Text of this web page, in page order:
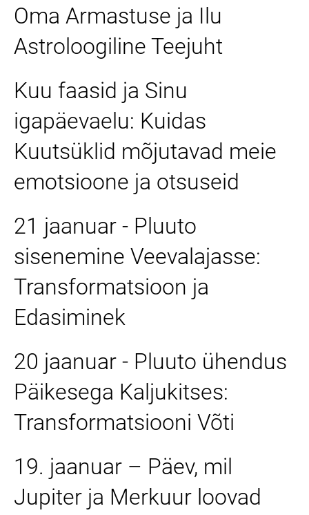
Oma Armastuse ja Ilu
Astroloogiline Teejuht
Kuu faasid ja Sinu
igapäevaelu: Kuidas
Kuutsüklid mõjutavad meie
emotsioone ja otsuseid
21 jaanuar - Pluuto
sisenemine Veevalajasse:
Transformatsioon ja
Edasiminek
20 jaanuar - Pluuto ühendus
Päikesega Kaljukitses:
Transformatsiooni Võti
19. jaanuar – Päev, mil
Jupiter ja Merkuur loovad